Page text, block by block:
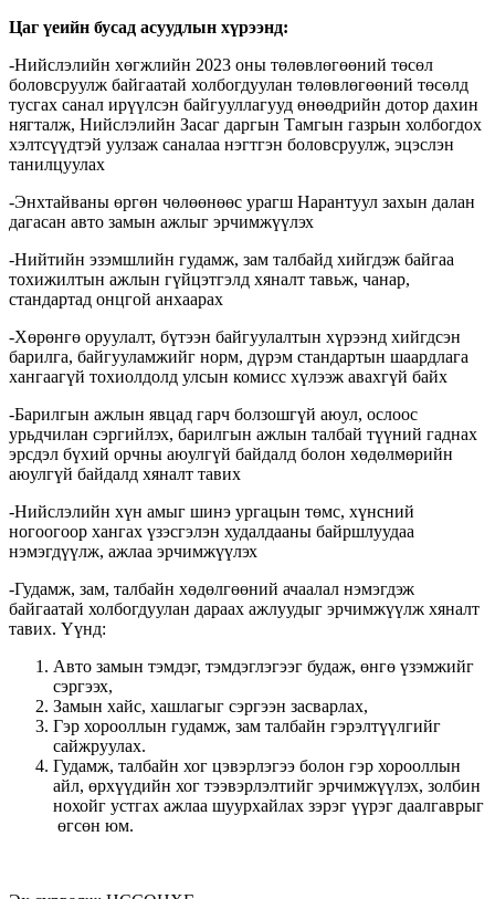
Цаг үеийн бусад асуудлын хүрээнд:
-Нийслэлийн хөгжлийн 2023 оны төлөвлөгөөний төсөл
боловсруулж байгаатай холбогдуулан төлөвлөгөөний төсөлд
тусгах санал ирүүлсэн байгууллагууд өнөөдрийн дотор дахин
нягталж, Нийслэлийн Засаг даргын Тамгын газрын холбогдох
хэлтсүүдтэй уулзаж саналаа нэгтгэн боловсруулж, эцэслэн
танилцуулах
-Энхтайваны өргөн чөлөөнөөс урагш Нарантуул захын далан
дагасан авто замын ажлыг эрчимжүүлэх
-Нийтийн эзэмшлийн гудамж, зам талбайд хийгдэж байгаа
тохижилтын ажлын гүйцэтгэлд хяналт тавьж, чанар,
стандартад онцгой анхаарах
-Хөрөнгө оруулалт, бүтээн байгуулалтын хүрээнд хийгдсэн
барилга, байгууламжийг норм, дүрэм стандартын шаардлага
хангаагүй тохиолдолд улсын комисс хүлээж авахгүй байх
-Барилгын ажлын явцад гарч болзошгүй аюул, ослоос
урьдчилан сэргийлэх, барилгын ажлын талбай түүний гаднах
эрсдэл бүхий орчны аюулгүй байдалд болон хөдөлмөрийн
аюулгүй байдалд хяналт тавих
-Нийслэлийн хүн амыг шинэ ургацын төмс, хүнсний
ногоогоор хангах үзэсгэлэн худалдааны байршлуудаа
нэмэгдүүлж, ажлаа эрчимжүүлэх
-Гудамж, зам, талбайн хөдөлгөөний ачаалал нэмэгдэж
байгаатай холбогдуулан дараах ажлуудыг эрчимжүүлж хяналт
тавих. Үүнд:
Авто замын тэмдэг, тэмдэглэгээг будаж, өнгө үзэмжийг
сэргээх,
Замын хайс, хашлагыг сэргээн засварлах,
Гэр хорооллын гудамж, зам талбайн гэрэлтүүлгийг
сайжруулах.
Гудамж, талбайн хог цэвэрлэгээ болон гэр хорооллын
айл, өрхүүдийн хог тээвэрлэлтийг эрчимжүүлэх, золбин
нохойг устгах ажлаа шуурхайлах зэрэг үүрэг даалгаврыг
өгсөн юм.